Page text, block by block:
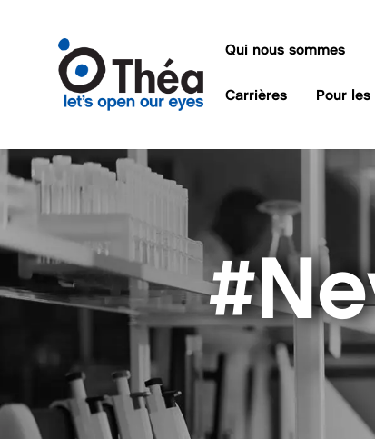
Qui nous sommes
Carrières Pour